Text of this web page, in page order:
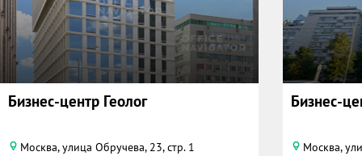
Бизнес-центр Геолог
Москва, улица Обручева, 23, стр. 1
Бизнес-
Москва,